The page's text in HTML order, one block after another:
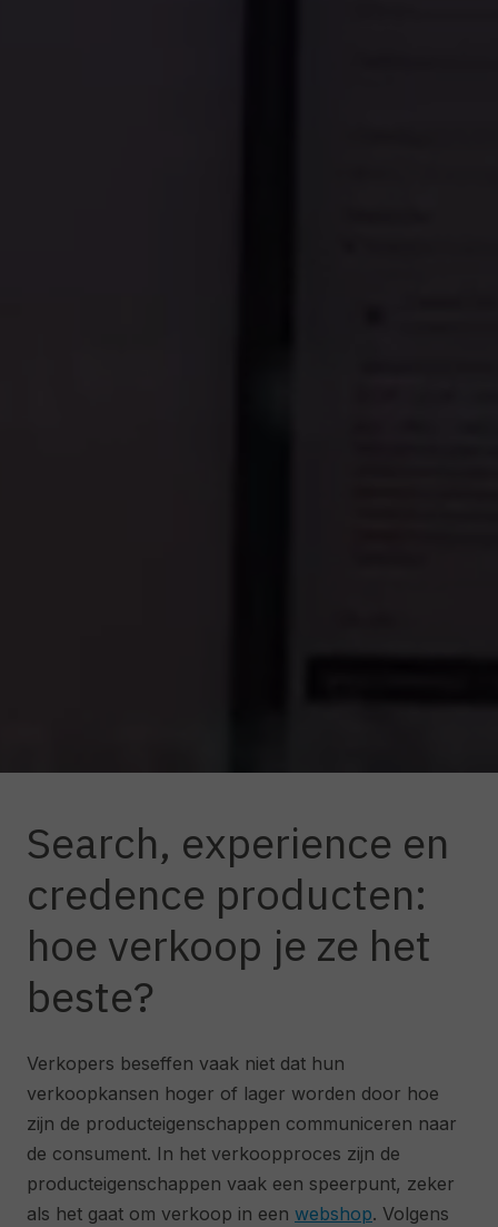
Search, experience en
credence producten:
hoe verkoop je ze het
beste?
Verkopers beseffen vaak niet dat hun
verkoopkansen hoger of lager worden door hoe
zijn de producteigenschappen communiceren naar
de consument. In het verkoopproces zijn de
producteigenschappen vaak een speerpunt, zeker
als het gaat om verkoop in een webshop. Volgens